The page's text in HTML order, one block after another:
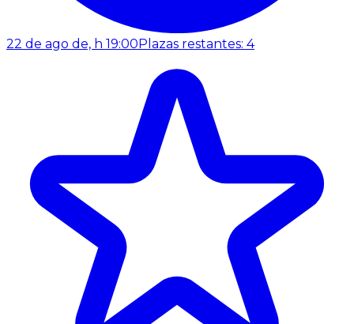
22 de ago de, h 19:00Plazas restantes: 4